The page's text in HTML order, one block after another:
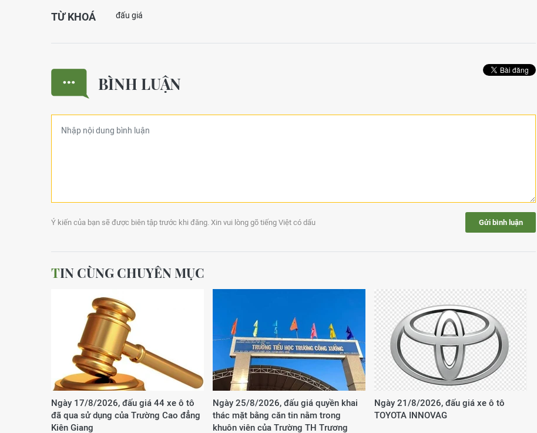
TỪ KHOÁ đấu giá
BÌNH LUẬN
Ý kiến của bạn sẽ được biên tập trước khi đăng. Xin vui lòng gõ tiếng Việt có dấu Gửi bình luận
TIN CÙNG CHUYÊN MỤC
Ngày 17/8/2026, đấu giá 44 xe ô tô
đã qua sử dụng của Trường Cao đẳng
Kiên Giang
Ngày 25/8/2026, đấu giá quyền khai
thác mặt bằng căn tin nằm trong
khuôn viên của Trường TH Trương
Ngày 21/8/2026, đấu giá xe ô tô
TOYOTA INNOVAG